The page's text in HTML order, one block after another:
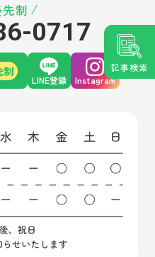
記事検索
制
0717
制
LINE登録 Instagram